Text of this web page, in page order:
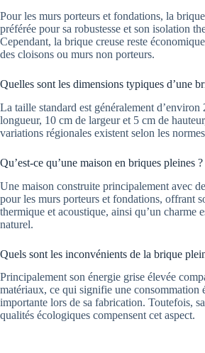
Pour les murs porteurs et fondations, la
préférée pour sa robustesse et son isolation
Cependant, la brique creuse reste
des cloisons ou murs non porteurs.
Quelles sont les dimensions typiques d’une
La taille standard est généralement d’environ
longueur, 10 cm de largeur et 5 cm de
variations régionales existent selon les
Qu’est-ce qu’une maison en briques pleines ?
Une maison construite principalement avec
pour les murs porteurs et fondations, offrant
thermique et acoustique, ainsi qu’un charme
naturel.
Quels sont les inconvénients de la brique
Principalement son énergie grise élevée
matériaux, ce qui signifie une consommation
importante lors de sa fabrication. Toutefois,
qualités écologiques compensent cet aspect.